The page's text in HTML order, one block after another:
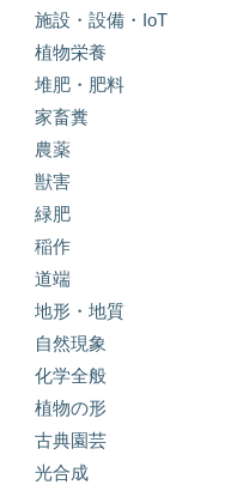
施設・設備・IoT
植物栄養
堆肥・肥料
家畜糞
農薬
獣害
緑肥
稲作
道端
地形・地質
自然現象
化学全般
植物の形
古典園芸
光合成